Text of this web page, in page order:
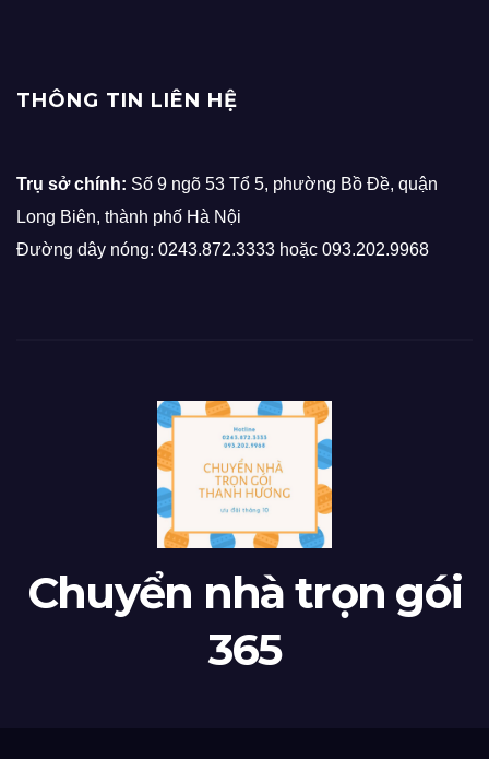
THÔNG TIN LIÊN HỆ
Trụ sở chính: Số 9 ngõ 53 Tổ 5, phường Bồ Đề, quận
Long Biên, thành phố Hà Nội
Đường dây nóng: 0243.872.3333 hoặc 093.202.9968
Chuyển nhà trọn gói
365